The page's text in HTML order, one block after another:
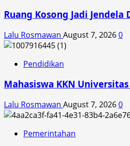
Panjisari:
sebagai
Solusi
Keluarga
Lahan
Terbatas
untuk
Cegah
Stunting
Ruang Kosong Jadi
Lalu Rosmawan August 7, 20260
Pendidikan
Mahasiswa KKN
Lalu Rosmawan August 7, 20260
Pemerintahan